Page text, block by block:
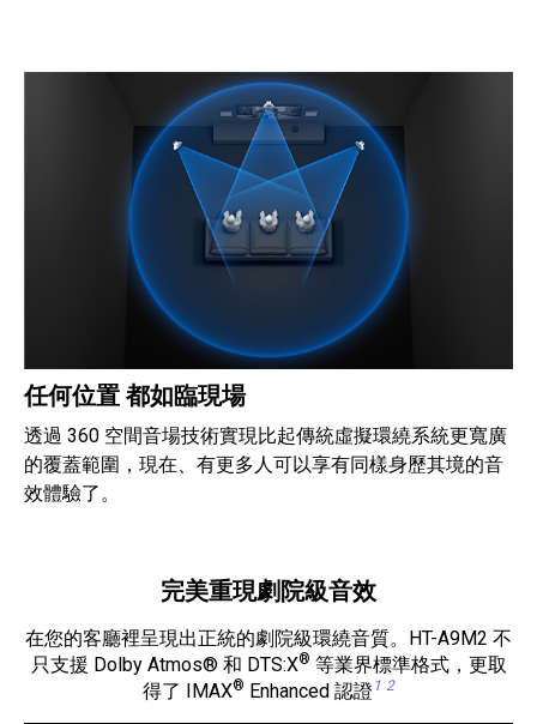
任何位置 都如臨現場
透過 360 空間音場技術實現比起傳統虛擬環繞系統更寬廣
的覆蓋範圍，現在、有更多人可以享有同樣身歷其境的音
效體驗了。
完美重現劇院級音效
在您的客廳裡呈現出正統的劇院級環繞音質。HT-A9M2 不
只支援 Dolby Atmos® 和 DTS:X® 等業界標準格式，更取
得了 IMAX® Enhanced 認證 1 2